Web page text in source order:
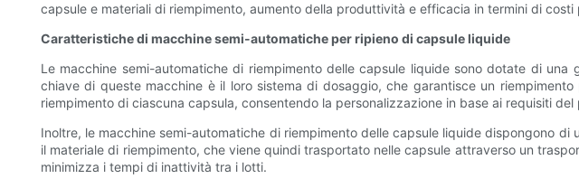
capsule e materiali di riempimento, aumento della produttività e efficacia in termini di
Caratteristiche di macchine semi-automatiche per ripieno di capsule liquide
Le macchine semi-automatiche di riempimento delle capsule liquide sono dotate di
chiave di queste macchine è il loro sistema di dosaggio, che garantisce un
riempimento di ciascuna capsula, consentendo la personalizzazione in base ai requisiti del
Inoltre, le macchine semi-automatiche di riempimento delle capsule liquide dispongono
il materiale di riempimento, che viene quindi trasportato nelle capsule attraverso un
minimizza i tempi di inattività tra i lotti.